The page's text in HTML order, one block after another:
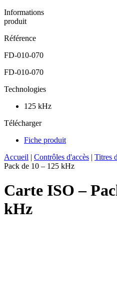
Informations
produit
Référence
FD-010-070
FD-010-070
Technologies
125 kHz
Télécharger
Fiche produit
Accueil | Contrôles d'accès | Titres
Pack de 10 – 125 kHz
Carte ISO –
kHz